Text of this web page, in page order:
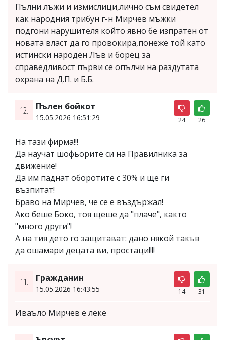
Пълни лъжи и измислици,лично съм свидетел
как народния трибун г-н Мирчев мъжки
подгони нарушителя който явно бе изпратен от
новата власт да го провокира,понеже той като
истински народен Лъв и борец за
справедливост първи се опълчи на раздутата
охрана на Д.П. и Б.Б.
12. Пълен бойкот
15.05.2026 16:51:29 24 26
На тази фирма!!!
Да научат шофьорите си на Правилника за
движение!
Да им паднат оборотите с 30% и ще ги
възпитат!
Браво на Мирчев, че се е въздържал!
Ако беше Боко, тоя щеше да "плаче", както
"много други"!
А на тия дето го защитават: дано някой такъв
да ошамари децата ви, простаци!!!!
11. Гражданин
15.05.2026 16:43:55 14 31
Иваъло Мирчев е леке